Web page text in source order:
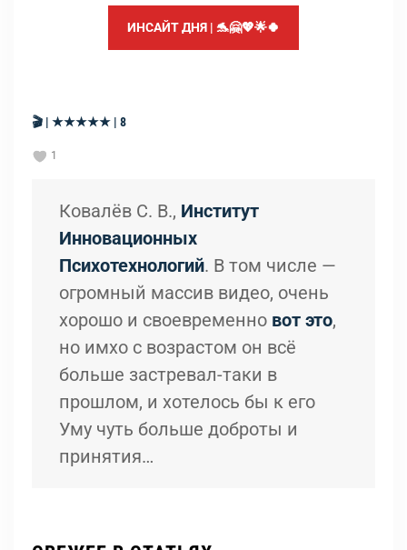
ИНСАЙТ ДНЯ | 🐬🤗💖🌟🍀
🎬 | ★★★★★ | 8
1
Ковалёв С. В., Институт
Инновационных
Психотехнологий. В том числе —
огромный массив видео, очень
хорошо и своевременно вот это,
но имхо с возрастом он всё
больше застревал-таки в
прошлом, и хотелось бы к его
Уму чуть больше доброты и
принятия…